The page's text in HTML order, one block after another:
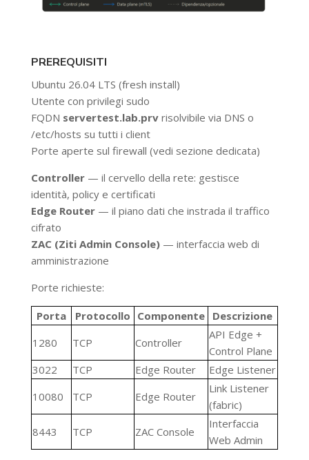
PREREQUISITI
Ubuntu 26.04 LTS (fresh install)
Utente con privilegi sudo
FQDN servertest.lab.prvrisolvibile via DNS o
/etc/hosts su tutti i client
Porte aperte sul firewall (vedi sezione dedicata)
Controller— il cervello della rete: gestisce
identità, policy e certificati
Edge Router— il piano dati che instrada il traffico
cifrato
ZAC (Ziti Admin Console)— interfaccia web di
amministrazione
Porte richieste:
Porta Protocollo Componente
Descrizione
1280
TCP Controller
API Edge +
Control Plane
3022
TCP Edge Router
Edge Listener
10080
TCP Edge Router
Link Listener
(fabric)
8443
TCP ZAC Console
Interfaccia
Web Admin